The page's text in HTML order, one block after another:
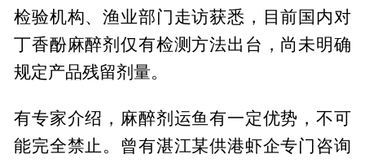
检验机构、渔业部门走访获悉，目前国内对
丁香酚麻醉剂仅有检测方法出台，尚未明确
规定产品残留剂量。
有专家介绍，麻醉剂运鱼有一定优势，不可
能完全禁止。曾有湛江某供港虾企专门咨询